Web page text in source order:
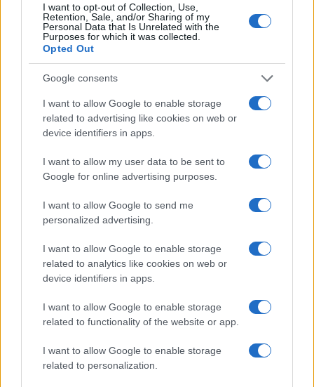
I want to opt-out of Collection, Use,
Retention, Sale, and/or Sharing of my
Personal Data that Is Unrelated with the
Purposes for which it was collected.
Opted Out
Google consents
I want to allow Google to enable storage
related to advertising like cookies on web or
device identifiers in apps.
I want to allow my user data to be sent to
Google for online advertising purposes.
I want to allow Google to send me
personalized advertising.
I want to allow Google to enable storage
related to analytics like cookies on web or
device identifiers in apps.
I want to allow Google to enable storage
related to functionality of the website or app.
I want to allow Google to enable storage
related to personalization.
(FIBO)
EquityPay
(EQPAY)
Bitcoin
(BTC)
$64,018.00
VNST Stablecoin
(VNST)
$0.000040
Ethereum $1,877.08
USDEX $1.07